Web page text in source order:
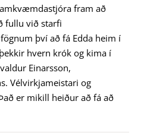
fram að
fullu við starfi
því að fá Edda heim í
hvern krók og kima í
Einarsson,
Vélvirkjameistari og
er mikill heiður að fá að